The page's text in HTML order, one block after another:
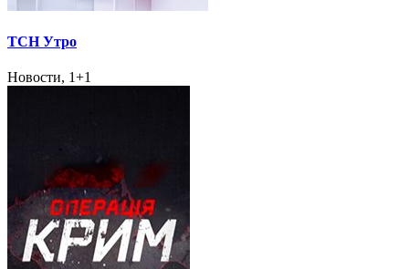
ТСН Утро
Новости, 1+1